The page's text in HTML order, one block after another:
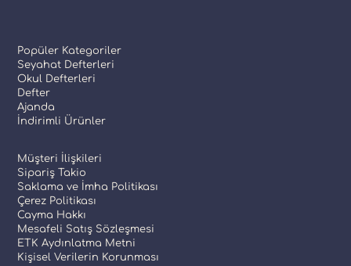
Popüler Kategoriler
Seyahat Defterleri
Okul Defterleri
Defter
Ajanda
İndirimli Ürünler
Müşteri İlişkileri
Sipariş Takio
Saklama ve İmha Politikası
Çerez Politikası
Cayma Hakkı
Mesafeli Satış Sözleşmesi
ETK Aydınlatma Metni
Kişisel Verilerin Korunması